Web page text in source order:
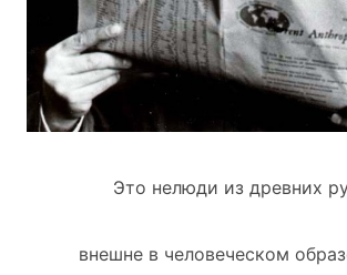
Это нелюди из древних
внешне в человеческом